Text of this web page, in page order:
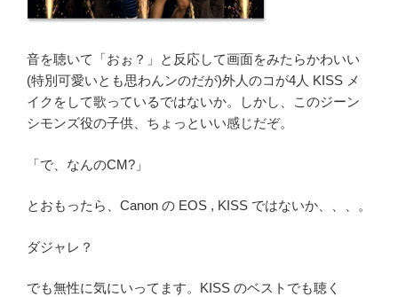
音を聴いて「おぉ？」と反応して画面をみたらかわいい
(特別可愛いとも思わんンのだが)外人のコが4人 KISS メ
イクをして歌っているではないか。しかし、このジーン
シモンズ役の子供、ちょっといい感じだぞ。
「で、なんのCM?」
とおもったら、Canon の EOS , KISS ではないか、、、。
ダジャレ？
でも無性に気にいってます。KISS のベストでも聴く